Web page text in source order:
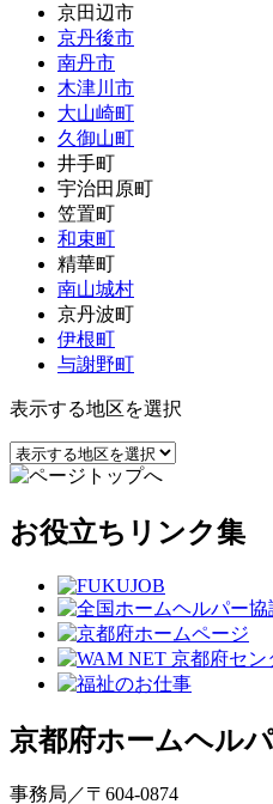
京田辺市
京丹後市
南丹市
木津川市
大山崎町
久御山町
井手町
宇治田原町
笠置町
和束町
精華町
南山城村
京丹波町
伊根町
与謝野町
表示する地区を選択
お役立ちリンク集
京都府ホームヘル
事務局／〒604-0874